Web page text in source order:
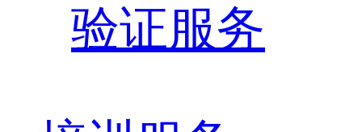
验证服务